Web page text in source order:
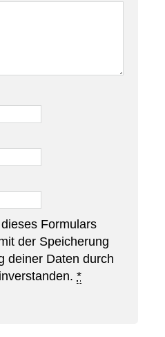
Formulars
der Speicherung
deiner Daten durch
*